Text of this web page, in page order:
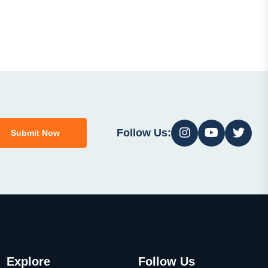
Submit Now Follow Us:
Explore Follow Us